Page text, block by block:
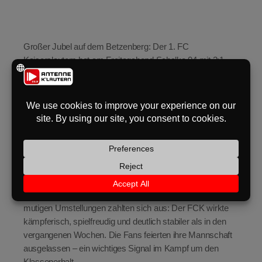
Großer Jubel auf dem Betzenberg: Der 1. FC
Kaiserslautern hat am Freitagabend Schalke 04 mit 2:1
besiegt und damit ein wichtiges Ausrufezeichen im
Abstiegskampf gesetzt. Vor ausverkauftem Haus brachte
Neuzugang Daisuke Yokota die Roten Teufel in der ersten
Halbzeit in Führung. Schalke konnte zwischenzeitlich
Ragnar Ache mit seinem Treffer für den verdienten
Heimsieg.
Für den neuen FCK-Trainer Thorsten Lieberknecht war es
ein Einstand nach Maß. Er setzte auf frischen Wind und
veränderte die Startelf gleich auf fünf Positionen. Diese
mutigen Umstellungen zahlten sich aus: Der FCK wirkte
kämpferisch, spielfreudig und deutlich stabiler als in den
vergangenen Wochen. Die Fans feierten ihre Mannschaft
ausgelassen – ein wichtiges Signal im Kampf um den